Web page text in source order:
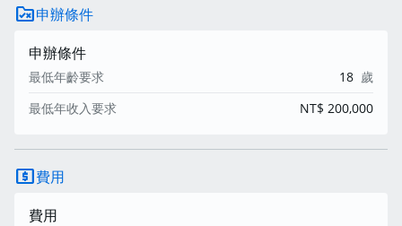
rule_folder申辦條件
申辦條件
最低年齡要求 18 歲
最低年收入要求
NT$ 200,000
local_atm費用
費用